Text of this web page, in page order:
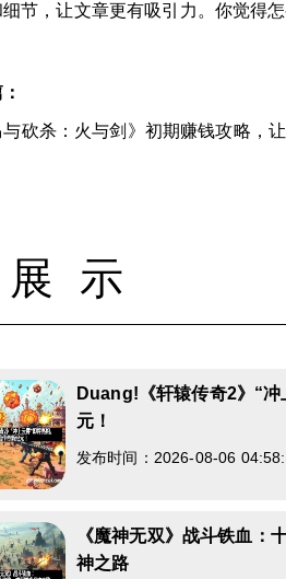
节，让文章更有吸引力。你觉得怎
与砍杀：火与剑》初期赚钱攻略，
示
Duang!《轩辕传奇2》“
元！
发布时间：2026-08-06
《魔神无双》战斗铁血：
神之路